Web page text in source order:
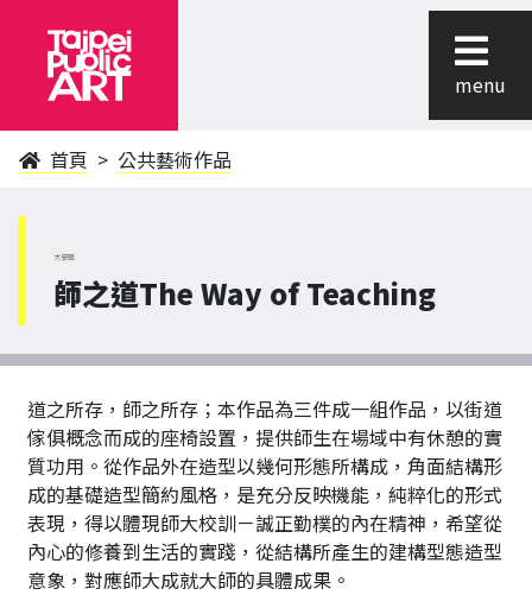
menu
首頁 公共藝術作品
大安區
師之道The Way of Teaching
道之所存，師之所存；本作品為三件成一組作品，以街道
傢俱概念而成的座椅設置，提供師生在場域中有休憩的實
質功用。從作品外在造型以幾何形態所構成，角面結構形
成的基礎造型簡約風格，是充分反映機能，純粹化的形式
表現，得以體現師大校訓－誠正勤樸的內在精神，希望從
內心的修養到生活的實踐，從結構所產生的建構型態造型
意象，對應師大成就大師的具體成果。